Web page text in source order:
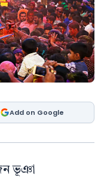
Add on Google
ভূঞা